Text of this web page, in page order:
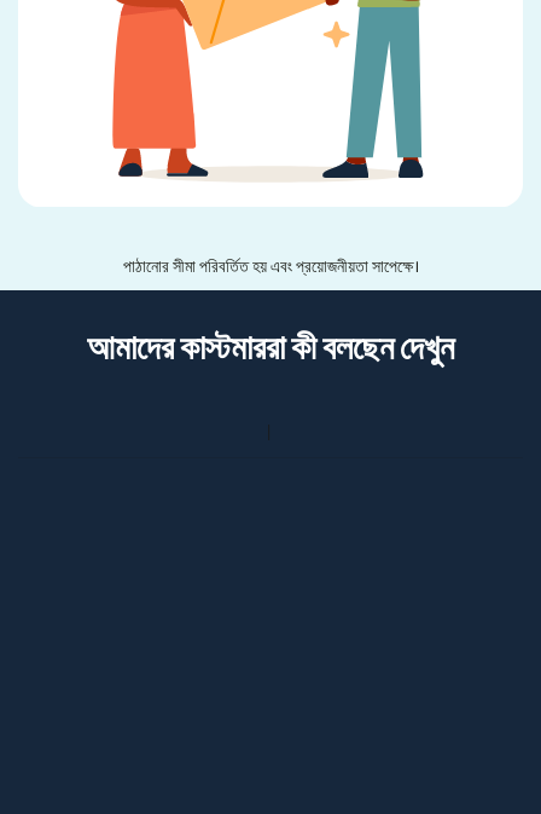
পাঠানোর সীমা পরিবর্তিত হয় এবং প্রয়োজনীয়তা সাপেক্ষে।
আমাদের কাস্টমাররা কী বলছেন দেখুন